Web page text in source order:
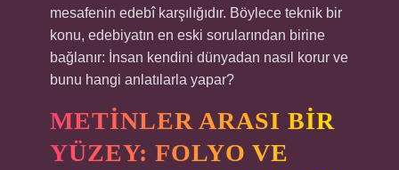
mesafenin edebî karşılığıdır. Böylece teknik bir
konu, edebiyatın en eski sorularından birine
bağlanır: İnsan kendini dünyadan nasıl korur ve
bunu hangi anlatılarla yapar?
METINLER ARASI BIR
YÜZEY: FOLYO VE